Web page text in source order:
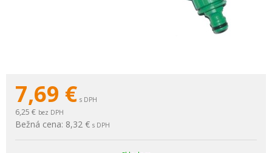
7,69 € s DPH
6,25 € bez DPH
Bežná cena: 8,32 € s DPH